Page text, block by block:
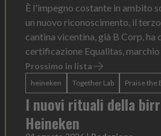
È l'impegno costante in ambito
un nuovo riconoscimento, il
cantina vicentina, già B Corp, ha
certificazione Equalitas, marchio
Prossimo in lista
heineken Together Lab Praise the
I nuovi rituali della
Heineken